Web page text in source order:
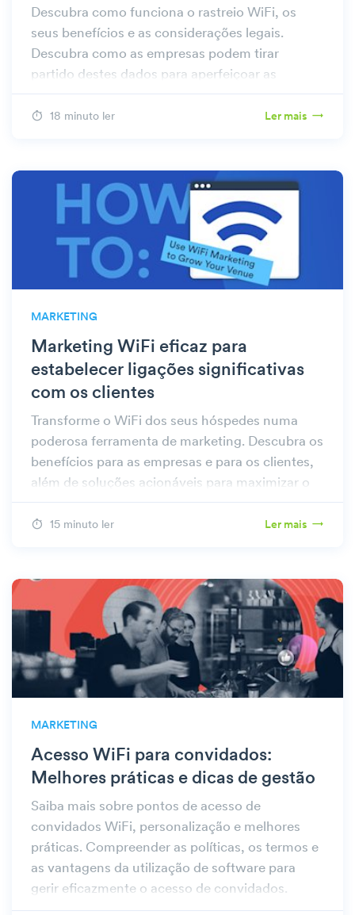
Descubra como funciona o rastreio WiFi, os
seus benefícios e as considerações legais.
Descubra como as empresas podem tirar
partido destes dados para aperfeiçoar as
estratégias no Beambox.
18 minuto ler Ler mais
MARKETING
Marketing WiFi eficaz para
estabelecer ligações significativas
com os clientes
Transforme o WiFi dos seus hóspedes numa
poderosa ferramenta de marketing. Descubra os
benefícios para as empresas e para os clientes,
além de soluções acionáveis para maximizar o
impacto.
15 minuto ler Ler mais
MARKETING
Acesso WiFi para convidados:
Melhores práticas e dicas de gestão
Saiba mais sobre pontos de acesso de
convidados WiFi, personalização e melhores
práticas. Compreender as políticas, os termos e
as vantagens da utilização de software para
gerir eficazmente o acesso de convidados.